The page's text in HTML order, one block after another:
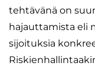
tehtävänä on
hajauttamista eli
sijoituksia